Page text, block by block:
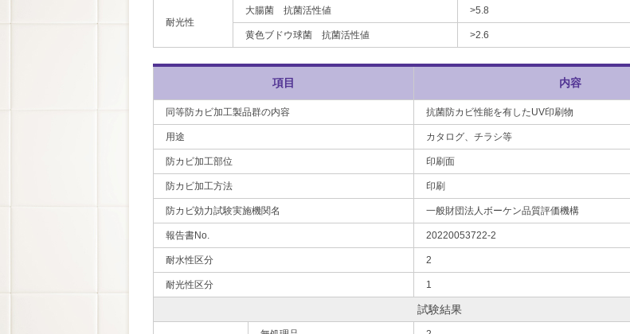
耐光性
大腸菌 抗菌活性値 >5.8
黄色ブドウ球菌 抗菌活性値 >2.6
項目 内容
同等防カビ加工製品群の内容 抗菌防カビ性能を有したUV印刷物
用途 カタログ、チラシ等
防カビ加工部位 印刷面
防カビ加工方法 印刷
防カビ効力試験実施機関名 一般財団法人ボーケン品質評価機構
報告書No. 20220053722-2
耐水性区分 2
耐光性区分 1
試験結果